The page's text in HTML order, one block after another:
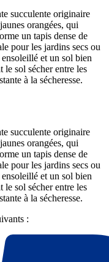
succulente originaire
orangées, qui
un tapis dense de
pour les jardins secs ou
et un sol bien
le sol sécher entre les
à la sécheresse.
succulente originaire
orangées, qui
un tapis dense de
pour les jardins secs ou
et un sol bien
le sol sécher entre les
à la sécheresse.
: